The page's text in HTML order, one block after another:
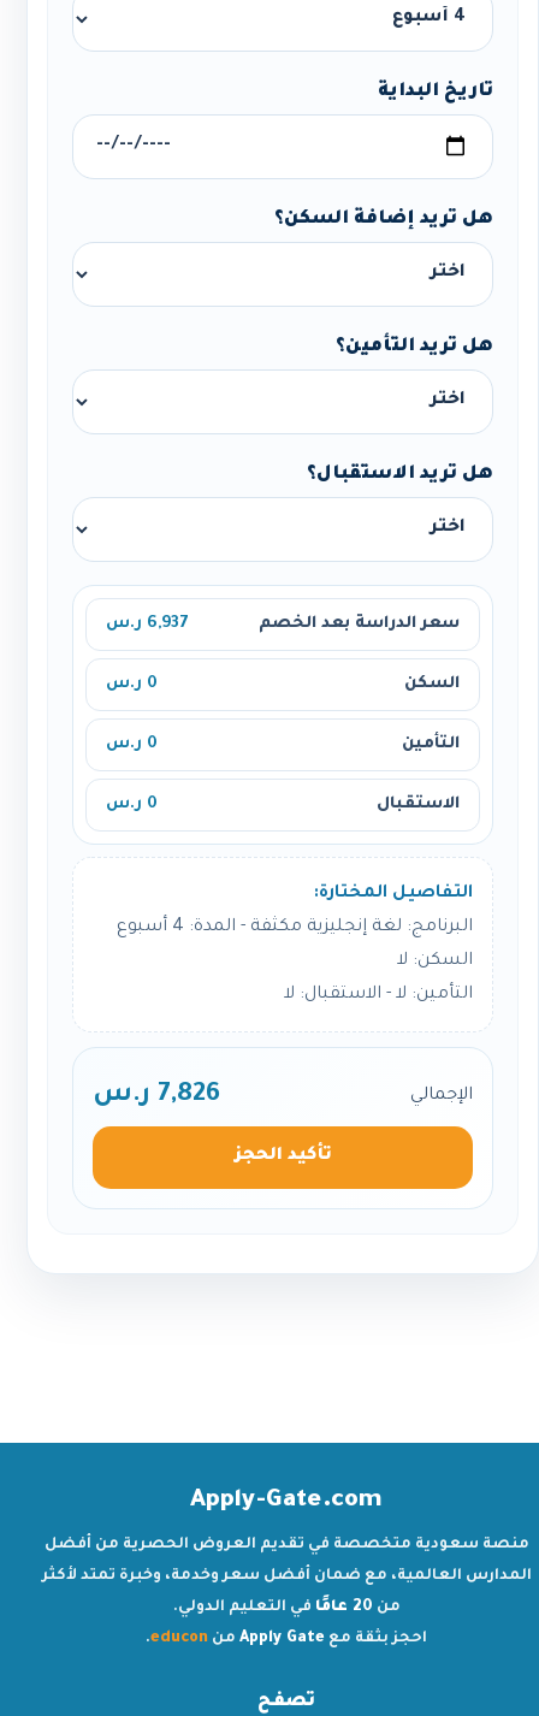
تاريخ البداية
هل تريد إضافة السكن؟
هل تريد التأمين؟
هل تريد الاستقبال؟
سعر الدراسة بعد الخصم 6,937 ر.س
السكن 0 ر.س
التأمين 0 ر.س
الاستقبال 0 ر.س
التفاصيل المختارة:
البرنامج: لغة إنجليزية مكثفة - المدة: 4 أسبوع
السكن: لا
التأمين: لا - الاستقبال: لا
الإجمالي 7,826 ر.س
تأكيد الحجز
Apply-Gate.com
منصة سعودية متخصصة في تقديم العروض الحصرية من أفضل
المدارس العالمية، مع ضمان أفضل سعر وخدمة، وخبرة تمتد لأكثر
من 20 عامًا
في التعليم الدولي.
احجز بثقة مع Apply Gate من educon
.
تصفح